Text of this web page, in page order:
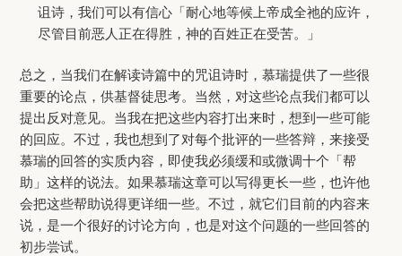
诅诗，我们可以有信心「耐心地等候上帝成全祂的应许，
尽管目前恶人正在得胜，神的百姓正在受苦。」
总之，当我们在解读诗篇中的咒诅诗时，慕瑞提供了一些很
重要的论点，供基督徒思考。当然，对这些论点我们都可以
提出反对意见。当我在把这些内容打出来时，想到一些可能
的回应。不过，我也想到了对每个批评的一些答辩，来接受
慕瑞的回答的实质内容，即使我必须缓和或微调十个「帮
助」这样的说法。如果慕瑞这章可以写得更长一些，也许他
会把这些帮助说得更详细一些。不过，就它们目前的内容来
说，是一个很好的讨论方向，也是对这个问题的一些回答的
初步尝试。